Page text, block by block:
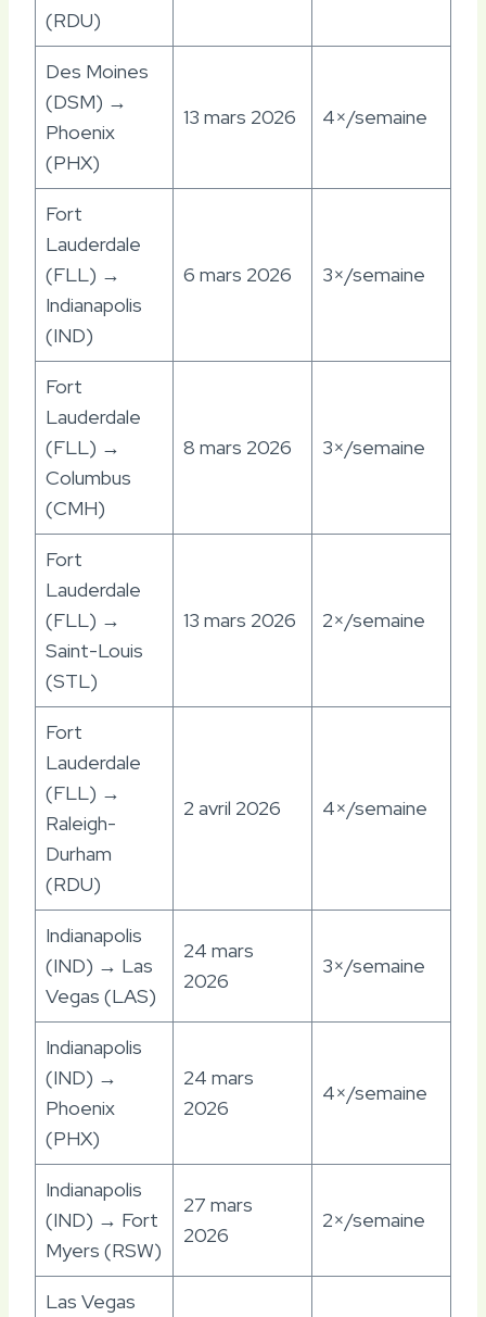
(RDU)
Des Moines
(DSM) →
Phoenix
(PHX)
13 mars 2026 4×/semaine
Fort
Lauderdale
(FLL) →
Indianapolis
(IND)
6 mars 2026 3×/semaine
Fort
Lauderdale
(FLL) →
Columbus
(CMH)
8 mars 2026 3×/semaine
Fort
Lauderdale
(FLL) →
Saint-Louis
(STL)
13 mars 2026 2×/semaine
Fort
Lauderdale
(FLL) →
Raleigh-
Durham
(RDU)
2 avril 2026 4×/semaine
Indianapolis
(IND) → Las
Vegas (LAS)
24 mars
2026
3×/semaine
Indianapolis
(IND) →
Phoenix
(PHX)
24 mars
2026
4×/semaine
Indianapolis
(IND) → Fort
Myers (RSW)
27 mars
2026
2×/semaine
Las Vegas